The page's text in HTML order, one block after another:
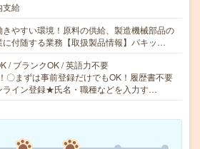
支給
きやすい環境！原料の供給、製造機械部品の
に付随する業務【取扱製品情報】パキッ…
/ ブランクOK / 英語力不要
〇まずは事前登録だけでもOK！履歴書不要
ライン登録★氏名・職種などを入力す…